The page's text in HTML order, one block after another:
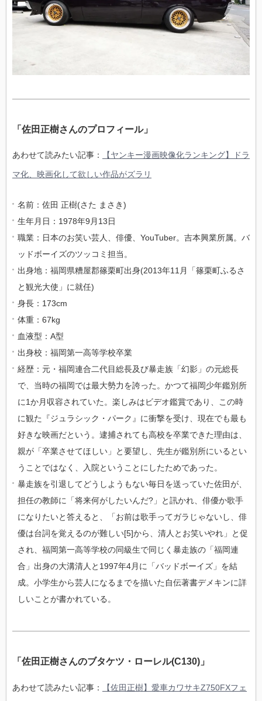
「佐田正樹さんのプロフィール」
あわせて読みたい記事： 【ヤンキー漫画映像化ランキング】ドラ
マ化、映画化して欲しい作品がズラリ
名前：佐田 正樹(さた まさき)
生年月日：1978年9月13日
職業：日本のお笑い芸人、俳優、YouTuber。吉本興業所属。バ
ッドボーイズのツッコミ担当。
出身地：福岡県糟屋郡篠栗町出身(2013年11月「篠栗町ふるさ
と観光大使」に就任)
身長：173cm
体重：67kg
血液型：A型
出身校：福岡第一高等学校卒業
経歴：元・福岡連合二代目総長及び暴走族「幻影」の元総長
で、当時の福岡では最大勢力を誇った。かつて福岡少年鑑別所
に1か月収容されていた。楽しみはビデオ鑑賞であり、この時
に観た『ジュラシック・パーク』に衝撃を受け、現在でも最も
好きな映画だという。逮捕されても高校を卒業できた理由は、
親が「卒業させてほしい」と要望し、先生が鑑別所にいるとい
うことではなく、入院ということにしたためであった。
暴走族を引退してどうしようもない毎日を送っていた佐田が、
担任の教師に「将来何がしたいんだ?」と訊かれ、俳優か歌手
になりたいと答えると、「お前は歌手ってガラじゃないし、俳
優は台詞を覚えるのが難しい[5]から、清人とお笑いやれ」と促
され、福岡第一高等学校の同級生で同じく暴走族の「福岡連
合」出身の大溝清人と1997年4月に「バッドボーイズ」を結
成。小学生から芸人になるまでを描いた自伝著書デメキンに詳
しいことが書かれている。
「佐田正樹さんのブタケツ・ローレル(C130)」
あわせて読みたい記事： 【佐田正樹】愛車カワサキZ750FXフェ